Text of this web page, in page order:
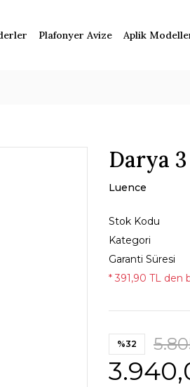
Plafonyer Avize Aplik
Darya
Luence
Stok Kodu
Kategori
Garanti Süresi
* 391,90 TL den
%32